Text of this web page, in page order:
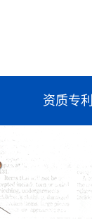
资质专利